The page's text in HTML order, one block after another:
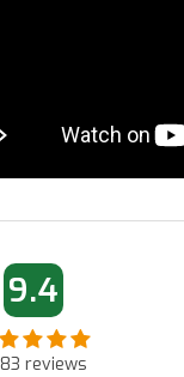
9.4
reviews
05-08-2026 11:03
en